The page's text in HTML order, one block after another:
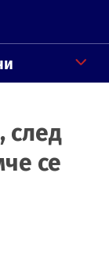
след
се